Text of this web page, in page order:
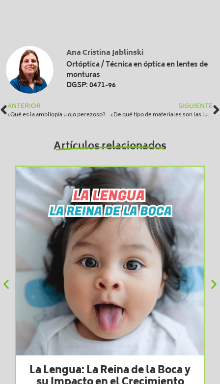
Ana Cristina Jablinski
Ortóptica / Técnica en óptica en lentes de
monturas
DGSP: 0471-96
ANTERIOR
¿Qué es la ambliopía u ojo perezoso?
SIGUIENTE
¿De qué tipo de materiales son las lunas?
Artículos relacionados
La Lengua: La Reina de la Boca y